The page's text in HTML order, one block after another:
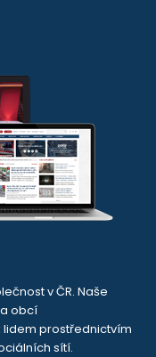
v ČR. Naše
obcí
lidem prostřednictvím
sítí.